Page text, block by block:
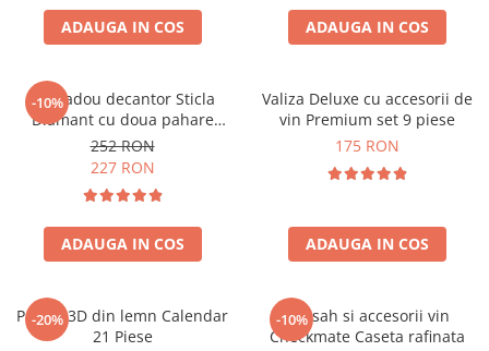
ADAUGA IN COS ADAUGA IN COS
-10%
Set cadou decantor Sticla
Diamant cu doua pahare
Deluxe
252 RON
227 RON
ADAUGA IN COS
Valiza Deluxe cu accesorii de
vin Premium set 9 piese
175 RON
ADAUGA IN COS
-20%
Puzzle 3D din lemn Calendar
21 Piese
-10%
Set sah si accesorii vin
Checkmate Caseta rafinata